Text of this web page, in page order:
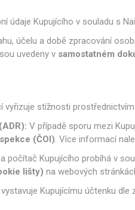
údaje Kupujícího v souladu s
účelu a době zpracování
uvedeny v samostatném
vyřizuje stížnosti
V případě sporu mezi
(ČOI). Více informací
počítač Kupujícího probíhá v
lišty) na webových
Kupujícímu účtenku dle